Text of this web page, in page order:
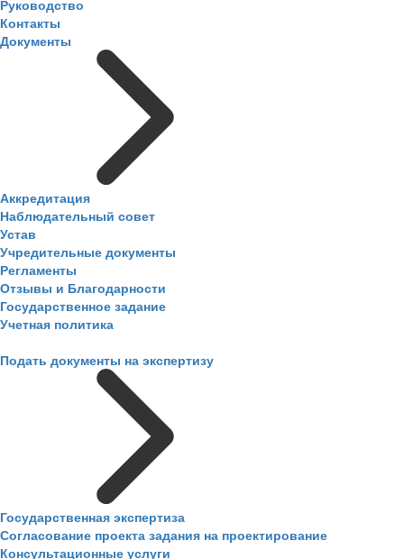
Руководство
Контакты
Документы
Аккредитация
Наблюдательный совет
Устав
Учредительные документы
Регламенты
Отзывы и Благодарности
Государственное задание
Учетная политика
Подать документы на экспертизу
Государственная экспертиза
Согласование проекта задания на проектирование
Консультационные услуги